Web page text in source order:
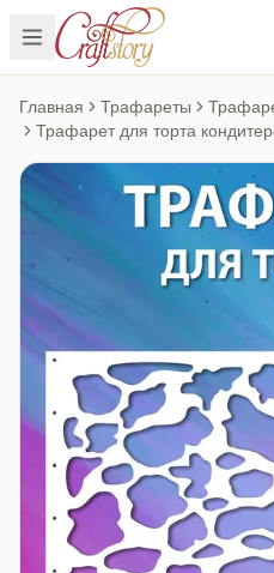
Главная Трафареты
Трафарет для торта